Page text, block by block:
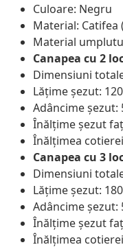
Culoare: Negru
Material: Catifea
Material
Canapea cu 2
Dimensiuni
Lățime șezut:
Adâncime șezut:
Înălțime șezut
Înălțimea
Canapea cu 3
Dimensiuni
Lățime șezut:
Adâncime șezut:
Înălțime șezut
Înălțimea